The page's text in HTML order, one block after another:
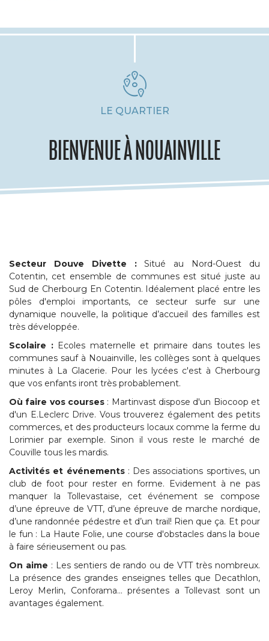
LE QUARTIER
BIENVENUE À NOUAINVILLE
Secteur Douve Divette :Situé au Nord-Ouest du
Cotentin, cet ensemble de communes est situé juste au
Sud de Cherbourg En Cotentin. Idéalement placé entre les
pôles d'emploi importants, ce secteur surfe sur une
dynamique nouvelle, la politique d’accueil des familles est
très développée.
Scolaire : Ecoles maternelle et primaire dans toutes les
communes sauf à Nouainville, les collèges sont à quelques
minutes à La Glacerie. Pour les lycées c'est à Cherbourg
que vos enfants iront très probablement.
Où faire vos courses : Martinvast dispose d'un Biocoop et
d'un E.Leclerc Drive. Vous trouverez également des petits
commerces, et des producteurs locaux comme la ferme du
Lorimier par exemple. Sinon il vous reste le marché de
Couville tous les mardis.
Activités et événements: Des associations sportives, un
club de foot pour rester en forme. Evidement à ne pas
manquer la Tollevastaise, cet événement se compose
d’une épreuve de VTT, d’une épreuve de marche nordique,
d’une randonnée pédestre et d’un trail! Rien que ça. Et pour
le fun : La Haute Folie, une course d'obstacles dans la boue
à faire sérieusement ou pas.
On aime : Les sentiers de rando ou de VTT très nombreux.
La présence des grandes enseignes telles que Decathlon,
Leroy Merlin, Conforama… présentes a Tollevast sont un
avantages également.